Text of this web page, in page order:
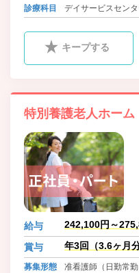
大阪メトロ中央線
診療科目
デイサービスセン
キープする
特別養護老人ホーム
給与 242,100円～
賞与 年3回（3.6ヶ月分
募集形態
准看護師（日勤常勤